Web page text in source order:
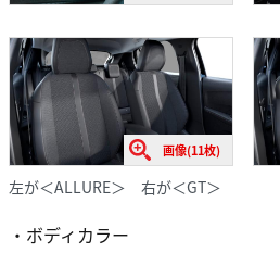
画像(11枚)
左が＜ALLURE＞ 右が＜GT＞
・ボディカラー